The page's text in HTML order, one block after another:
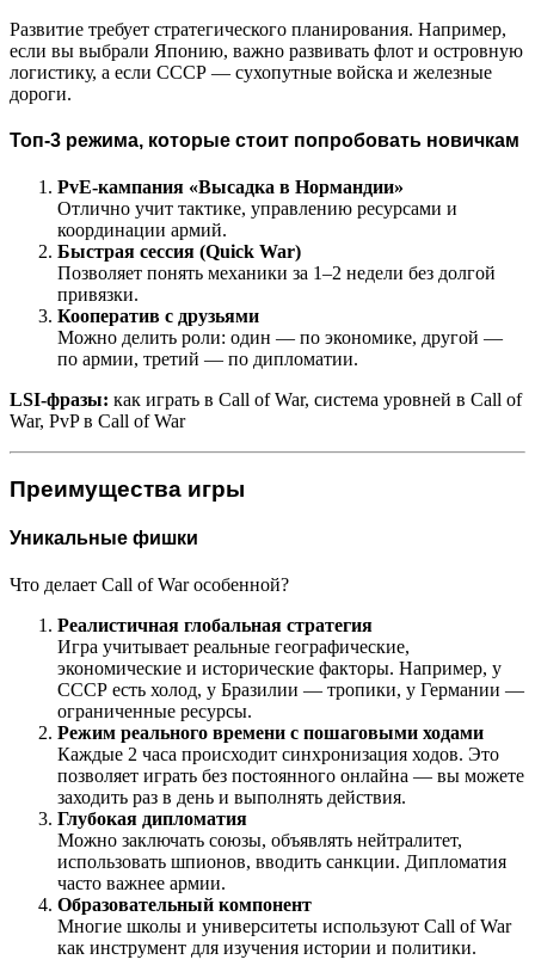
Развитие требует стратегического планирования. Например,
если вы выбрали Японию, важно развивать флот и островную
логистику, а если СССР — сухопутные войска и железные
дороги.
Топ-3 режима, которые стоит попробовать новичкам
PvE-кампания «Высадка в Нормандии»
Отлично учит тактике, управлению ресурсами и
координации армий.
Быстрая сессия (Quick War)
Позволяет понять механики за 1–2 недели без долгой
привязки.
Кооператив с друзьями
Можно делить роли: один — по экономике, другой —
по армии, третий — по дипломатии.
LSI-фразы: как играть в Call of War, система уровней в Call of
War, PvP в Call of War
Преимущества игры
Уникальные фишки
Что делает Call of War особенной?
Реалистичная глобальная стратегия
Игра учитывает реальные географические,
экономические и исторические факторы. Например, у
СССР есть холод, у Бразилии — тропики, у Германии —
ограниченные ресурсы.
Режим реального времени с пошаговыми ходами
Каждые 2 часа происходит синхронизация ходов. Это
позволяет играть без постоянного онлайна — вы можете
заходить раз в день и выполнять действия.
Глубокая дипломатия
Можно заключать союзы, объявлять нейтралитет,
использовать шпионов, вводить санкции. Дипломатия
часто важнее армии.
Образовательный компонент
Многие школы и университеты используют Call of War
как инструмент для изучения истории и политики.